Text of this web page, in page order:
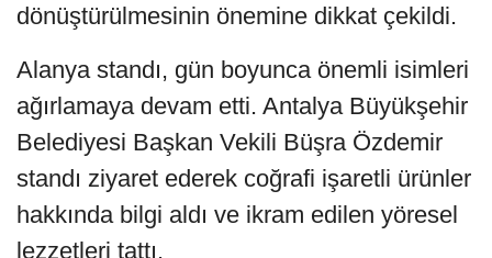
dönüştürülmesinin önemine dikkat çekildi.
Alanya standı, gün boyunca önemli isimleri
ağırlamaya devam etti. Antalya Büyükşehir
Belediyesi Başkan Vekili Büşra Özdemir
standı ziyaret ederek coğrafi işaretli ürünler
hakkında bilgi aldı ve ikram edilen yöresel
lezzetleri tattı.